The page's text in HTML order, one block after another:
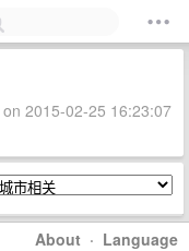
2015-02-25 16:23:07
About · Language